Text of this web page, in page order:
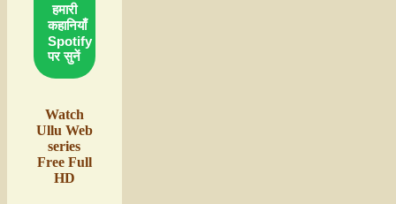
हमारी
कहानियाँ
Spotify
पर सुनें
Watch
Ullu Web
series
Free Full
HD